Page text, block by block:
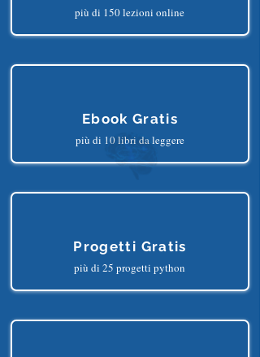
più di 150 lezioni online
Ebook Gratis
più di 10 libri da leggere
Progetti Gratis
più di 25 progetti python